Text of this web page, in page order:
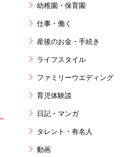
幼稚園・保育園
仕事・働く
産後のお金・手続き
ライフスタイル
ファミリーウエディング
育児体験談
日記・マンガ
タレント・有名人
動画